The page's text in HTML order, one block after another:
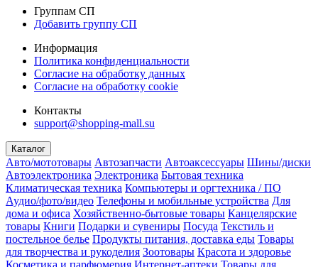
Группам СП
Добавить группу СП
Информация
Политика конфиденциальности
Согласие на обработку данных
Согласие на обработку cookie
Контакты
support@shopping-mall.su
Каталог
Авто/мототовары Автозапчасти Автоаксессуары Шины/диски
Автоэлектроника Электроника Бытовая техника
Климатическая техника Компьютеры и оргтехника / ПО
Аудио/фото/видео Телефоны и мобильные устройства Для
дома и офиса Хозяйственно-бытовые товары Канцелярские
товары Книги Подарки и сувениры Посуда Текстиль и
постельное белье Продукты питания, доставка еды Товары
для творчества и рукоделия Зоотовары Красота и здоровье
Косметика и парфюмерия Интернет-аптеки Товары для